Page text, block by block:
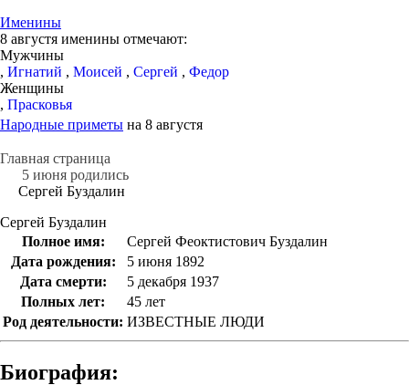
Именины
8 августя именины отмечают:
Мужчины
, Игнатий , Моисей , Сергей , Федор
Женщины
, Прасковья
Народные приметы на 8 августя
Главная страница
5 июня родились
Сергей Буздалин
Сергей Буздалин
Полное имя:
Сергей Феоктистович Буздалин
Дата рождения:
5 июня 1892
Дата смерти:
5 декабря 1937
Полных лет:
45 лет
Род деятельности: ИЗВЕСТНЫЕ ЛЮДИ
Биография: